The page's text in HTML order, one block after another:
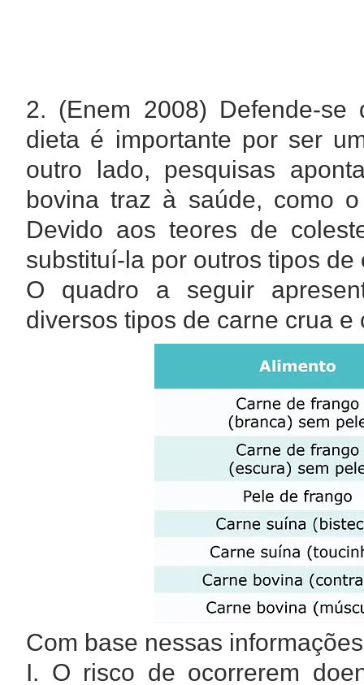
2. (Enem 2008) Defende-
dieta é importante por ser
outro lado, pesquisas
bovina traz à saúde, como
Devido aos teores de
substituí-la por outros tipos
O quadro a seguir
diversos tipos de carne crua e
Com base nessas
I. O risco de ocorrerem